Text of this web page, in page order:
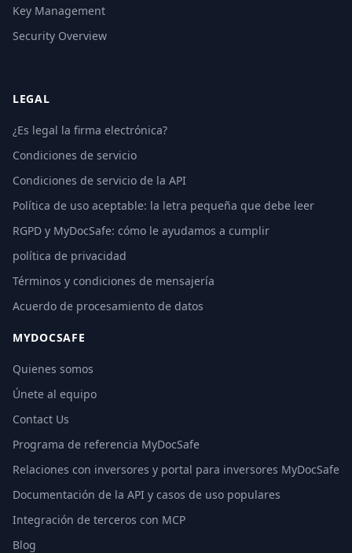
Key Management
Security Overview
LEGAL
¿Es legal la firma electrónica?
Condiciones de servicio
Condiciones de servicio de la API
Política de uso aceptable: la letra pequeña que debe leer
RGPD y MyDocSafe: cómo le ayudamos a cumplir
política de privacidad
Términos y condiciones de mensajería
Acuerdo de procesamiento de datos
MYDOCSAFE
Quienes somos
Únete al equipo
Contact Us
Programa de referencia MyDocSafe
Relaciones con inversores y portal para inversores MyDocSafe
Documentación de la API y casos de uso populares
Integración de terceros con MCP
Blog